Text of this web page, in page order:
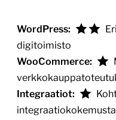
WordPress:
digitoimisto
WooCommerce:
Integraatiot:
integraatiokokemusta